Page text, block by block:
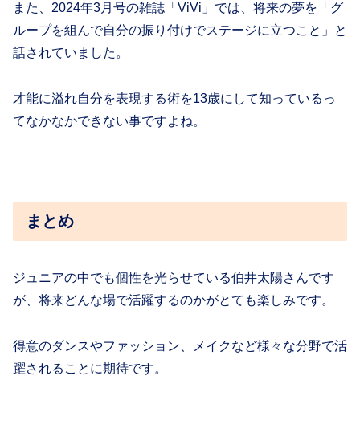
また、2024年3月号の雑誌「ViVi」では、将来の夢を「グ
ループを組んで自分の振り付けでステージに立つこと」と
話されていました。
才能に溢れ自分を表現する術を13歳にして知っているっ
てなかなかできない事ですよね。
まとめ
ジュニアの中でも個性を光らせている伯井太陽さんです
が、将来どんな場で活躍するのかがとても楽しみです。
得意のダンスやファッション、メイクなど様々な分野で活
躍されることに期待です。